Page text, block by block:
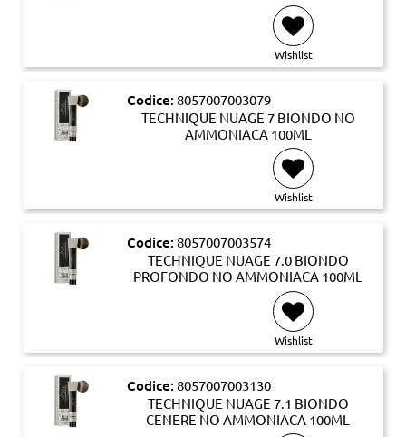
Wishlist
Codice: 8057007003079
TECHNIQUE NUAGE 7 BIONDO NO
AMMONIACA 100ML
Wishlist
Codice: 8057007003574
TECHNIQUE NUAGE 7.0 BIONDO
PROFONDO NO AMMONIACA 100ML
Wishlist
Codice: 8057007003130
TECHNIQUE NUAGE 7.1 BIONDO
CENERE NO AMMONIACA 100ML